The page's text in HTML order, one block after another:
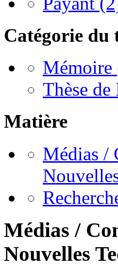
Catégorie du
Mémoire
Thèse de
Matière
Médias /
Médias /
Nouvelles